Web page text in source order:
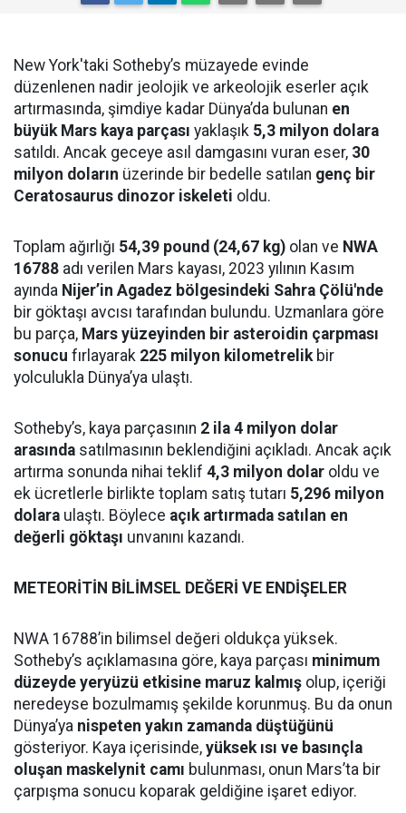
New York'taki Sotheby’s müzayede evinde
düzenlenen nadir jeolojik ve arkeolojik eserler açık
artırmasında, şimdiye kadar Dünya’da bulunan en
büyük Mars kaya parçası yaklaşık 5,3 milyon dolara
satıldı. Ancak geceye asıl damgasını vuran eser, 30
milyon doların üzerinde bir bedelle satılan genç bir
Ceratosaurus dinozor iskeleti oldu.
Toplam ağırlığı 54,39 pound (24,67 kg) olan ve NWA
16788 adı verilen Mars kayası, 2023 yılının Kasım
ayında Nijer’in Agadez bölgesindeki Sahra Çölü'nde
bir göktaşı avcısı tarafından bulundu. Uzmanlara göre
bu parça, Mars yüzeyinden bir asteroidin çarpması
sonucu fırlayarak 225 milyon kilometrelikbir
yolculukla Dünya’ya ulaştı.
Sotheby’s, kaya parçasının 2 ila 4 milyon dolar
arasında satılmasının beklendiğini açıkladı. Ancak açık
artırma sonunda nihai teklif 4,3 milyon dolar oldu ve
ek ücretlerle birlikte toplam satış tutarı 5,296 milyon
dolara ulaştı. Böylece açık artırmada satılan en
değerli göktaşı unvanını kazandı.
METEORİTİN BİLİMSEL DEĞERİ VE ENDİŞELER
NWA 16788’in bilimsel değeri oldukça yüksek.
Sotheby’s açıklamasına göre, kaya parçası minimum
düzeyde yeryüzü etkisine maruz kalmış olup, içeriği
neredeyse bozulmamış şekilde korunmuş. Bu da onun
Dünya’ya nispeten yakın zamanda düştüğünü
gösteriyor. Kaya içerisinde, yüksek ısı ve basınçla
oluşan maskelynit camı bulunması, onun Mars’ta bir
çarpışma sonucu koparak geldiğine işaret ediyor.